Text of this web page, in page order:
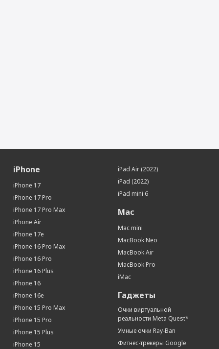
iPhone
iPhone 17
iPhone 17 Pro
iPhone 17 Pro Max
iPhone Air
iPhone 17e
iPhone 16 Pro Max
iPhone 16 Pro
iPhone 16 Plus
iPhone 16
iPhone 16e
iPhone 15 Pro Max
iPhone 15 Pro
iPhone 15 Plus
iPhone 15
iPad Air (2022)
iPad (2022)
iPad mini 6
Mac
Mac mini
MacBook Neo
MacBook Air
MacBook Pro
iMac
Гаджеты
Очки виртуальной
реальности Meta Quest*
Умные очки Ray-Ban
Фитнес-трекеры Google